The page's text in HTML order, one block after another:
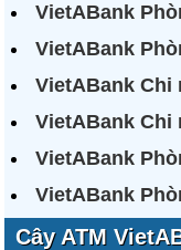
VietABank
VietABank
VietABank Chi
VietABank Chi
VietABank
VietABank
Cây ATM